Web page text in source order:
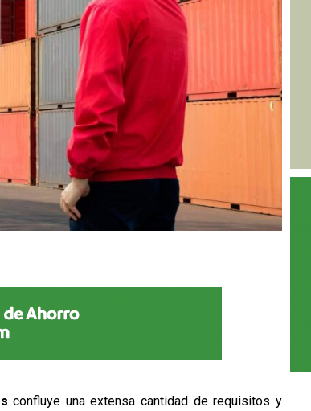
confluye una extensa cantidad de requisitos y